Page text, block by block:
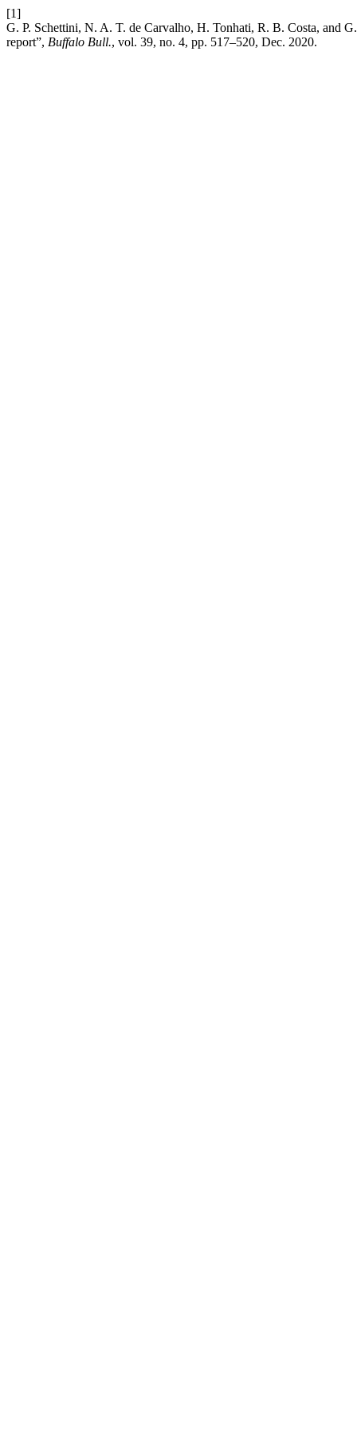
[1]
G. P. Schettini, N. A. T. de Carvalho, H. Tonhati, R. B. Costa, and
report”, Buffalo Bull., vol. 39, no. 4, pp. 517–520, Dec. 2020.